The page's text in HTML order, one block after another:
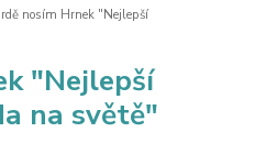
nosím Hrnek "Nejlepší
"Nejlepší
na světě"